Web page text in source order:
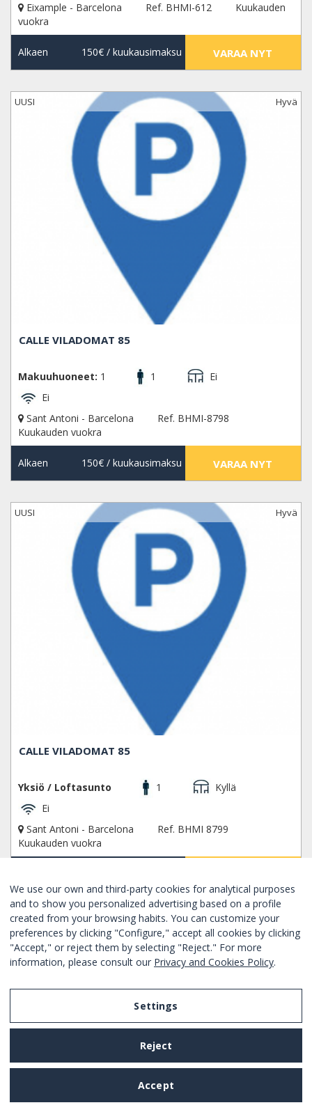
Eixample - Barcelona
Ref. BHMI-612
Kuukauden
vuokra
Alkaen 150€/ kuukausimaksu VARAA NYT
UUSI Hyvä
CALLE VILADOMAT 85
Makuuhuoneet: 1 1
Ei
Ei
Sant Antoni - Barcelona
Ref. BHMI-8798
Kuukauden vuokra
Alkaen 150€/ kuukausimaksu VARAA NYT
UUSI Hyvä
CALLE VILADOMAT 85
Yksiö / Loftasunto 1
Kyllä
Ei
Sant Antoni - Barcelona
Ref. BHMI 8799
Kuukauden vuokra
UUSI Hyvä
We use our own and third-party cookies for analytical purposes
and to show you personalized advertising based on a profile
created from your browsing habits. You can customize your
preferences by clicking "Configure," accept all cookies by clicking
"Accept," or reject them by selecting "Reject." For more
information, please consult our Privacy and Cookies Policy.
Settings
Reject
Accept